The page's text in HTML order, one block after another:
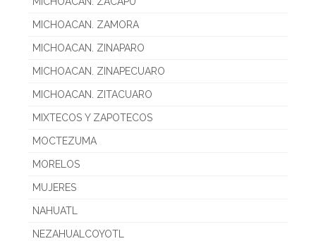
MICHOACAN. ZAMORA
MICHOACAN. ZINAPARO
MICHOACAN. ZINAPECUARO
MICHOACAN. ZITACUARO
MIXTECOS Y ZAPOTECOS
MOCTEZUMA
MORELOS
MUJERES
NAHUATL
NEZAHUALCOYOTL